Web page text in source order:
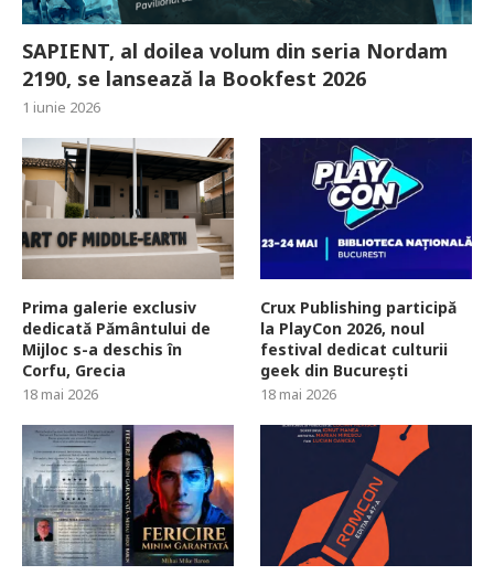
SAPIENT, al doilea volum din seria Nordam
2190, se lansează la Bookfest 2026
1 iunie 2026
Prima galerie exclusiv
dedicată Pământului de
Mijloc s-a deschis în
Corfu, Grecia
18 mai 2026
Crux Publishing participă
la PlayCon 2026, noul
festival dedicat culturii
geek din București
18 mai 2026